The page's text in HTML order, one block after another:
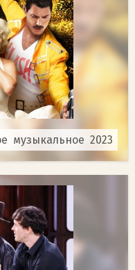
музыкальное 2023